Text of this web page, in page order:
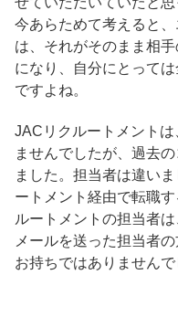
今あらためて考えると
は、それがそのまま相
になり、自分にとって
ですよね。
JACリクルートメント
ませんでしたが、過去
ました。担当者は違い
ートメント経由で転職
ルートメントの担当者
メールを送った担当者
お持ちではありませんで